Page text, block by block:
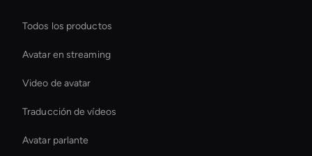
Todos los productos
Avatar en streaming
Video de avatar
Traducción de vídeos
Avatar parlante